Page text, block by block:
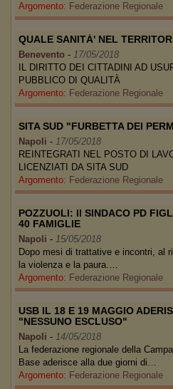
Argomento: Federazione Regionale
QUALE SANITÀ' NEL
Benevento - 17/05/2018
IL DIRITTO DEI CITTADINI AD
PUBBLICO DI QUALITÀ
Argomento: Federazione Regionale
SITA SUD "FURBETTA DEI
Napoli - 17/05/2018
REINTEGRATI NEL POSTO DI
LICENZIATI DA SITA SUD
Argomento: Federazione Regionale
POZZUOLI: Il SINDACO PD
40 FAMIGLIE
Napoli - 15/05/2018
Dopo mesi di trattative e incontri, al
la violenza e la paura.…
Argomento: Federazione Regionale
USB IL 18 E 19 MAGGIO
"NESSUNO ESCLUSO"
Napoli - 14/05/2018
La federazione regionale della
Base aderisce alla due giorni di…
Argomento: Federazione Regionale